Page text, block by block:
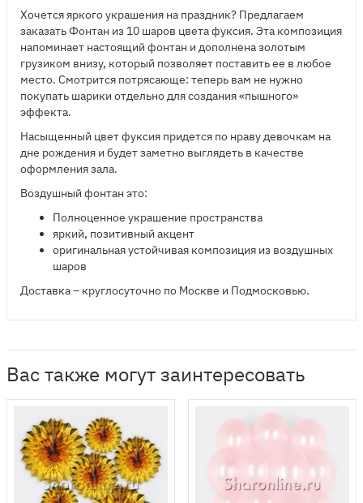
Хочется яркого украшения на праздник? Предлагаем
заказать Фонтан из 10 шаров цвета фуксия. Эта композиция
напоминает настоящий фонтан и дополнена золотым
грузиком внизу, который позволяет поставить ее в любое
место. Смотрится потрясающе: теперь вам не нужно
покупать шарики отдельно для создания «пышного»
эффекта.
Насыщенный цвет фуксия придется по нраву девочкам на
дне рождения и будет заметно выглядеть в качестве
оформления зала.
Воздушный фонтан это:
Полноценное украшение пространства
яркий, позитивный акцент
оригинальная устойчивая композиция из воздушных
шаров
Доставка – круглосуточно по Москве и Подмосковью.
Вас также могут заинтересовать